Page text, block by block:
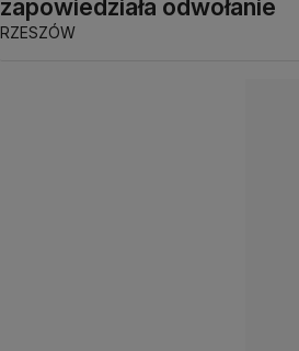
zapowiedziała odwołanie
RZESZÓW